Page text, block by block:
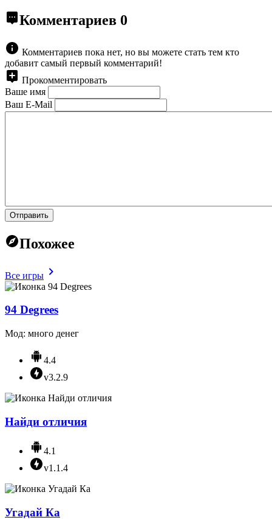
Комментариев 0
Комментариев пока нет, но вы можете стать тем кто
добавит самый первый комментарий!
Прокомментировать
Ваше имя
Ваш E-Mail
Отправить
Похожее
Все игры
94 Degrees
Мод: много денег
4.4
v3.2.9
Найди отличия
4.1
v1.1.4
Угадай Ка